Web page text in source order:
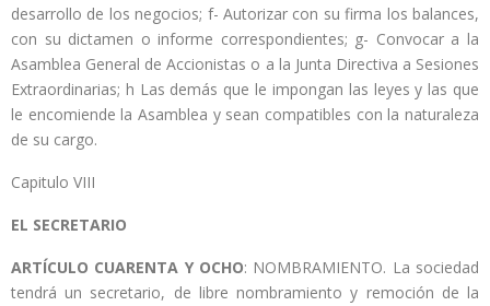
desarrollo de los negocios; f- Autorizar con su firma los balances,
con su dictamen o informe correspondientes; g- Convocar a la
Asamblea General de Accionistas o a la Junta Directiva a Sesiones
Extraordinarias; h Las demás que le impongan las leyes y las que
le encomiende la Asamblea y sean compatibles con la naturaleza
de su cargo.
Capitulo VIII
EL SECRETARIO
ARTÍCULO CUARENTA Y OCHO: NOMBRAMIENTO. La sociedad
tendrá un secretario, de libre nombramiento y remoción de la